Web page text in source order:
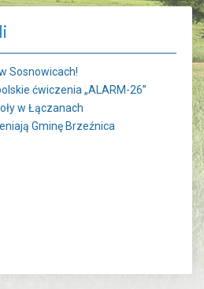
Sosnowicach!
ćwiczenia „ALARM-26”
w Łączanach
Gminę Brzeźnica